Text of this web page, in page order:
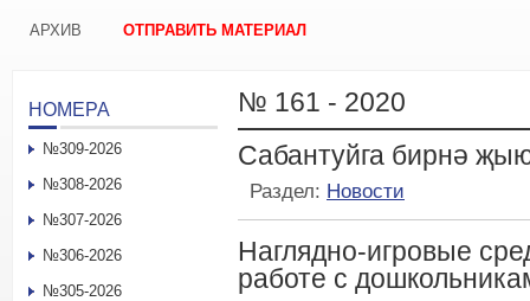
АРХИВ ОТПРАВИТЬ МАТЕРИАЛ
№ 161 - 2020
Сабантуйга бирнә
Раздел: Новости
Наглядно-игровые
работе с
НОМЕРА
№309-2026
№308-2026
№307-2026
№306-2026
№305-2026